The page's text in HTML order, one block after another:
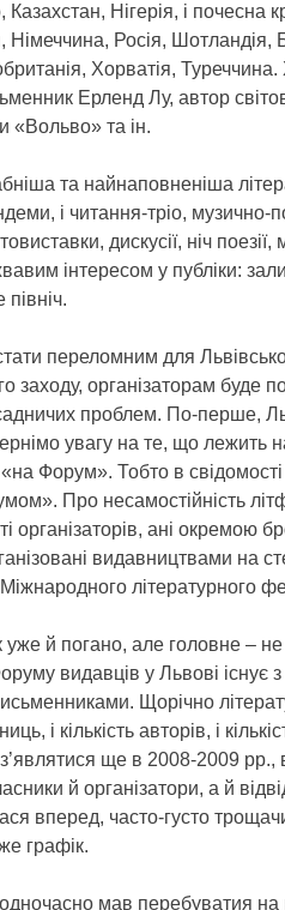
Нігерія, і почесна
Росія, Шотландія,
Хорватія,
Ерленд Лу, автор
«Вольво» та ін.
та найнаповненіша
і читання-тріо, музично-
дискусії, ніч
інтересом у публіки:
переломним для
заходу, організаторам буде
проблем. По-перше,
увагу на те, що лежить
Форум». Тобто в свідомості і
Про несамостійність
організаторів, ані
видавництвами на
літературного
й погано, але головне –
видавців у Львові існує
письменниками. Щорічно
і кількість авторів, і
ще в 2008-2009 рр.,
й організатори, а й
вперед, часто-густо
графік.
одночасно мав перебуватия на